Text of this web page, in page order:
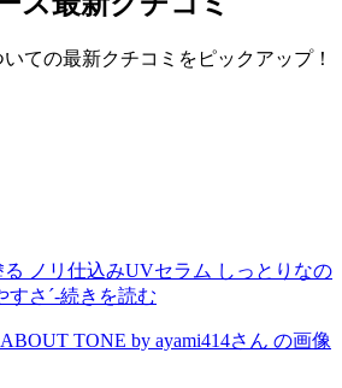
ての最新クチコミをピックアップ！
ノリ仕込みUVセラム しっとりなの
すさ´-続きを読む